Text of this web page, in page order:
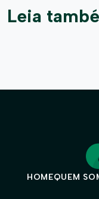
Leia
HOMEQUEM